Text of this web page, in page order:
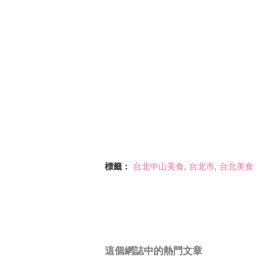
標籤： 台北中山美食 台北市 台北美食
這個網誌中的熱門文章